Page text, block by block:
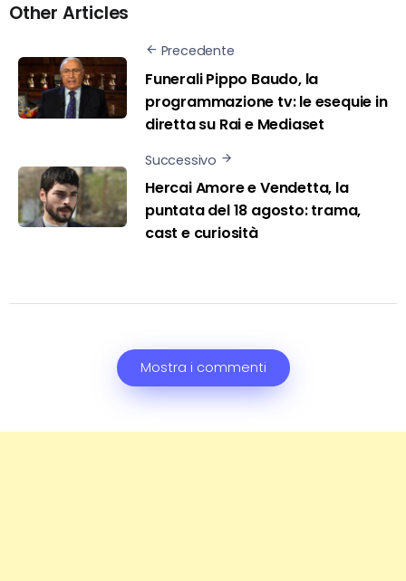
Other Articles
Precedente
Funerali Pippo Baudo, la
programmazione tv: le esequie in
diretta su Rai e Mediaset
Successivo
Hercai Amore e Vendetta, la
puntata del 18 agosto: trama,
cast e curiosità
Mostra i commenti